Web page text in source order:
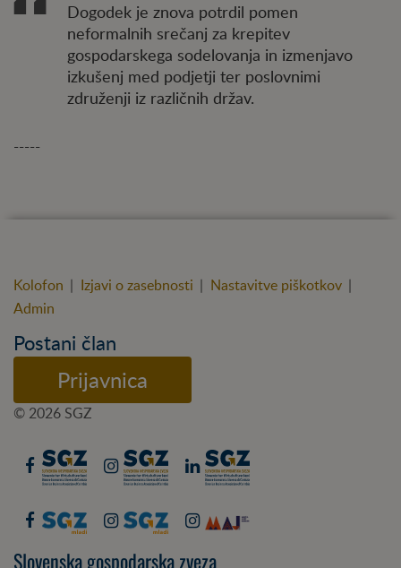
Dogodek je znova potrdil pomen
neformalnih srečanj za krepitev
gospodarskega sodelovanja in izmenjavo
izkušenj med podjetji ter poslovnimi
združenji iz različnih držav.
-----
Kolofon | Izjavi o zasebnosti | Nastavitve piškotkov |
Admin
Postani član
Prijavnica
© 2026 SGZ
Slovenska gospodarska zveza